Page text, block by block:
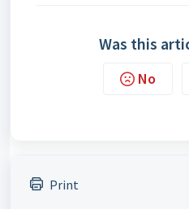
Was this
No
Print